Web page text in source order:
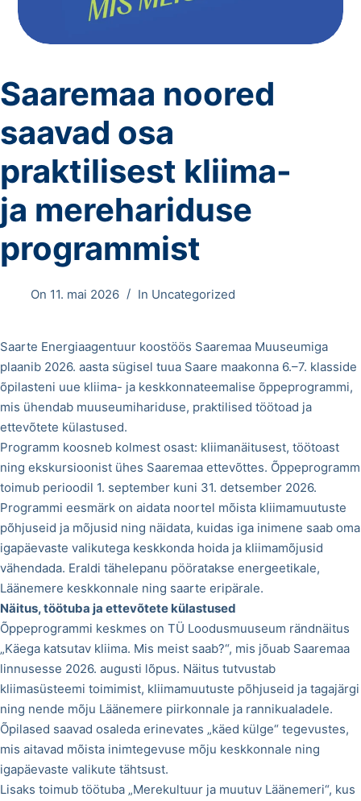
Saaremaa noored
saavad osa
praktilisest kliima-
ja merehariduse
programmist
On 11. mai 2026 In Uncategorized
Saarte Energiaagentuur koostöös Saaremaa Muuseumiga
plaanib 2026. aasta sügisel tuua Saare maakonna 6.–7. klasside
õpilasteni uue kliima- ja keskkonnateemalise õppeprogrammi,
mis ühendab muuseumihariduse, praktilised töötoad ja
ettevõtete külastused.
Programm koosneb kolmest osast: kliimanäitusest, töötoast
ning ekskursioonist ühes Saaremaa ettevõttes. Õppeprogramm
toimub perioodil 1. september kuni 31. detsember 2026.
Programmi eesmärk on aidata noortel mõista kliimamuutuste
põhjuseid ja mõjusid ning näidata, kuidas iga inimene saab oma
igapäevaste valikutega keskkonda hoida ja kliimamõjusid
vähendada. Eraldi tähelepanu pööratakse energeetikale,
Läänemere keskkonnale ning saarte eripärale.
Näitus, töötuba ja ettevõtete külastused
Õppeprogrammi keskmes on TÜ Loodusmuuseum rändnäitus
„Käega katsutav kliima. Mis meist saab?“, mis jõuab Saaremaa
linnusesse 2026. augusti lõpus. Näitus tutvustab
kliimasüsteemi toimimist, kliimamuutuste põhjuseid ja tagajärgi
ning nende mõju Läänemere piirkonnale ja rannikualadele.
Õpilased saavad osaleda erinevates „käed külge“ tegevustes,
mis aitavad mõista inimtegevuse mõju keskkonnale ning
igapäevaste valikute tähtsust.
Lisaks toimub töötuba „Merekultuur ja muutuv Läänemeri“, kus